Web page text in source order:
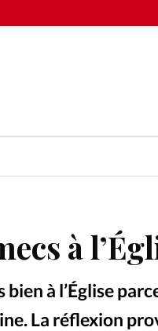
Les
à
à l’Église
La réflexion